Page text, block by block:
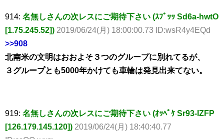
914: 名無しさんの次レスにご期待下さい (ｽﾌﾟｯｯ Sd6a-hwtO
[1.75.245.52]) 2019/06/24(月) 18:00:00.73 ID:wsR4y4EQd
>>908
北南米の文明はおおよそ３つのグループに別れてるが、
３グループとも5000年かけても車輪は発見出来てない。
919: 名無しさんの次レスにご期待下さい (ｵｯﾍﾟｹ Sr93-IZFP
[126.179.145.120]) 2019/06/24(月) 18:40:40.77